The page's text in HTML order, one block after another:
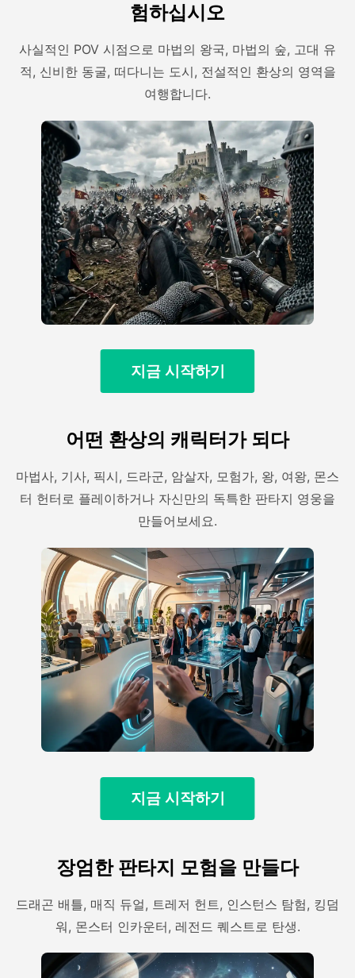
험하십시오
사실적인 POV 시점으로 마법의 왕국, 마법의 숲, 고대 유
적, 신비한 동굴, 떠다니는 도시, 전설적인 환상의 영역을
여행합니다.
지금 시작하기
어떤 환상의 캐릭터가 되다
마법사, 기사, 픽시, 드라군, 암살자, 모험가, 왕, 여왕, 몬스
터 헌터로 플레이하거나 자신만의 독특한 판타지 영웅을
만들어보세요.
지금 시작하기
장엄한 판타지 모험을 만들다
드래곤 배틀, 매직 듀얼, 트레저 헌트, 인스턴스 탐험, 킹덤
워, 몬스터 인카운터, 레전드 퀘스트로 탄생.